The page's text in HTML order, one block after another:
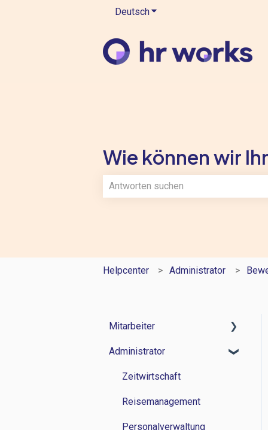
DeutschUntermenü für
Wie können wir
Helpcenter Administrator
Mitarbeiter
Zeitwirtschaft
Reisemanagement
Personalverwaltung
Lohn und Gehalt
Administrator
Zeitwirtschaft
Reisemanagement
Personalverwaltung